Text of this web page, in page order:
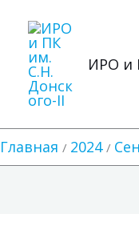
содержимому
ИРО и
Главная 2024